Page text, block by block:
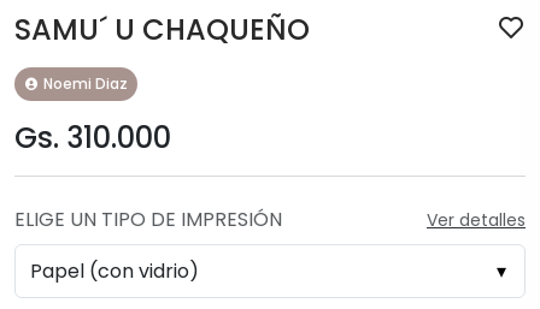
SAMU´ U CHAQUEÑO
Noemi Diaz
Gs. 310.000
ELIGE UN TIPO DE IMPRESIÓN Ver detalles